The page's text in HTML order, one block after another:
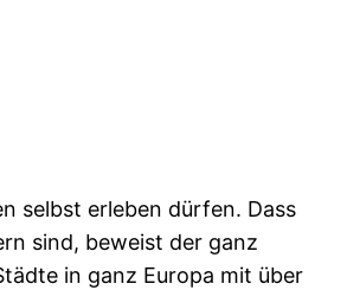
selbst erleben dürfen. Dass
sind, beweist der ganz
in ganz Europa mit über